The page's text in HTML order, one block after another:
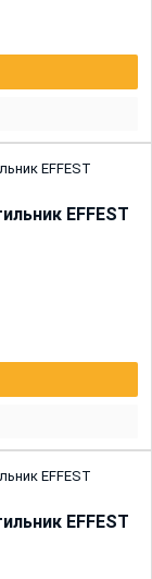
EFFEST
EFFEST